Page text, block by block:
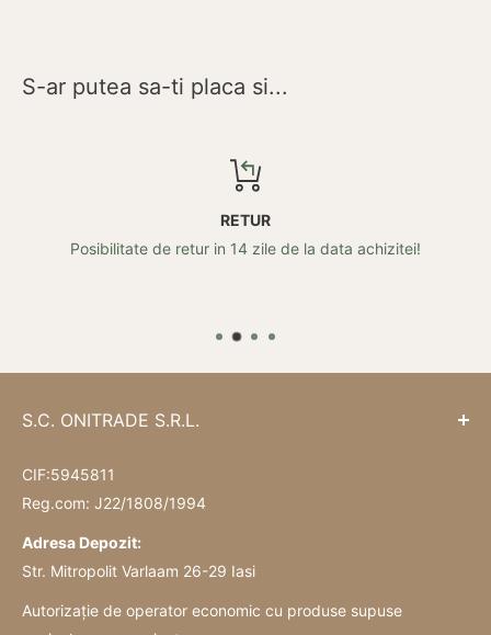
S-ar putea sa-ti placa si...
RETUR
Posibilitate de retur in 14 zile de la data achizitei!
S.C. ONITRADE S.R.L.
CIF:5945811
Reg.com: J22/1808/1994
Adresa Depozit:
Str. Mitropolit Varlaam 26-29 Iasi
Autorizație de operator economic cu produse supuse